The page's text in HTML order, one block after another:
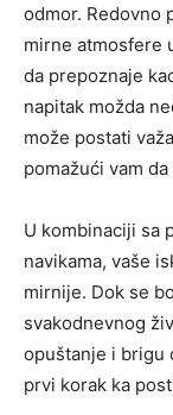
odmor. Redovno
mirne atmosfere
da prepoznaje
napitak možda
može postati
pomažući vam
U kombinaciji sa
navikama, vaše
mirnije. Dok se
svakodnevnog
opuštanje i brigu
prvi korak ka